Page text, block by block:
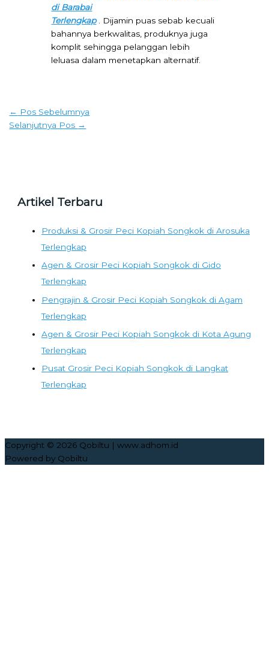
di Barabai
Terlengkap. Dijamin puas sebab kecuali
bahannya berkwalitas, produknya juga
komplit sehingga pelanggan lebih
leluasa dalam menetapkan alternatif.
← Pos Sebelumnya
Selanjutnya Pos →
Artikel Terbaru
Produksi & Grosir Peci Kopiah Songkok di Arosuka
Terlengkap
Agen & Grosir Peci Kopiah Songkok di Gido
Terlengkap
Pengrajin & Grosir Peci Kopiah Songkok di Agam
Terlengkap
Agen & Grosir Peci Kopiah Songkok di Kota Agung
Terlengkap
Pusat Grosir Peci Kopiah Songkok di Langkat
Terlengkap
Copyright © 2026 Qobiltu | www.adhom.id
Powered by Qobiltu